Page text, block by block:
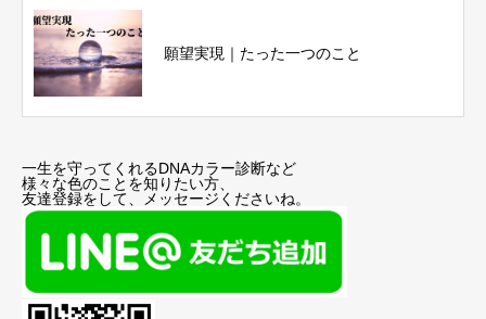
願望実現｜たった一つのこと
一生を守ってくれるDNAカラー診断など
様々な色のことを知りたい方、
友達登録をして、メッセージくださいね。